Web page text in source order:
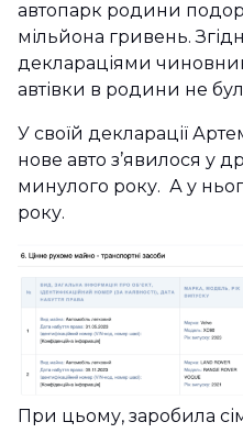
автопарк родини
мільйона гривень.
деклараціями
автівки в родини не
У своїй декларації
нове авто з’явилося у
минулого року. А у
року.
При цьому, заробила